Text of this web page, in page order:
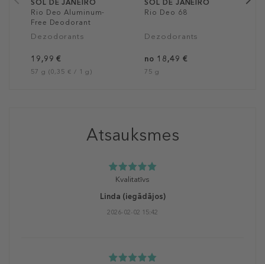
SOL DE JANEIRO
Rio Deo Aluminum-
Free Deodorant
Dezodorants
19,99 €
57 g (0,35 € / 1 g)
SOL DE JANEIRO
Rio Deo 68
Dezodorants
no 18,49 €
75 g
Atsauksmes
Kvalitatīvs
Linda (iegādājos)
2026-02-02 15:42